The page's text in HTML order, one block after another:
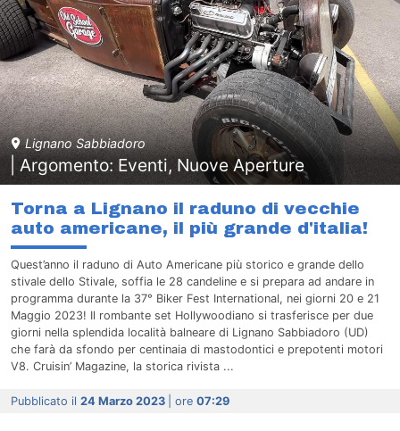
Lignano Sabbiadoro
| Argomento: Eventi, Nuove Aperture
Torna a Lignano il raduno di vecchie
auto americane, il più grande d'italia!
Quest’anno il raduno di Auto Americane più storico e grande dello
stivale dello Stivale, soffia le 28 candeline e si prepara ad andare in
programma durante la 37° Biker Fest International, nei giorni 20 e 21
Maggio 2023! Il rombante set Hollywoodiano si trasferisce per due
giorni nella splendida località balneare di Lignano Sabbiadoro (UD)
che farà da sfondo per centinaia di mastodontici e prepotenti motori
V8. Cruisin’ Magazine, la storica rivista ...
Pubblicato il 24 Marzo 2023 | ore 07:29